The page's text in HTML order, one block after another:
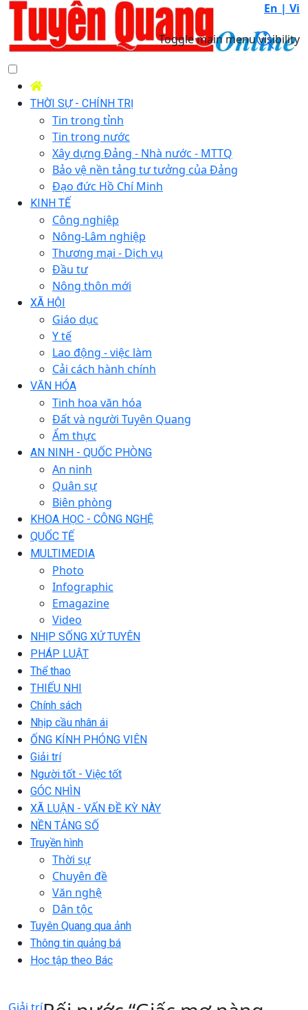
En | Vi
Toggle main menu visibility
THỜI SỰ - CHÍNH TRỊ
Tin trong tỉnh
Tin trong nước
Xây dựng Đảng - Nhà nước - MTTQ
Bảo vệ nền tảng tư tưởng của Đảng
Đạo đức Hồ Chí Minh
KINH TẾ
Công nghiệp
Nông-Lâm nghiệp
Thương mại - Dịch vụ
Đầu tư
Nông thôn mới
XÃ HỘI
Giáo dục
Y tế
Lao động - việc làm
Cải cách hành chính
VĂN HÓA
Tinh hoa văn hóa
Đất và người Tuyên Quang
Ẩm thực
AN NINH - QUỐC PHÒNG
An ninh
Quân sự
Biên phòng
KHOA HỌC - CÔNG NGHỆ
QUỐC TẾ
MULTIMEDIA
Photo
Infographic
Emagazine
Video
NHỊP SỐNG XỨ TUYÊN
PHÁP LUẬT
Thể thao
THIẾU NHI
Chính sách
Nhịp cầu nhân ái
ỐNG KÍNH PHÓNG VIÊN
Giải trí
Người tốt - Việc tốt
GÓC NHÌN
XÃ LUẬN - VẤN ĐỀ KỲ NÀY
NỀN TẢNG SỐ
Truyền hình
Thời sự
Chuyên đề
Văn nghệ
Dân tộc
Tuyên Quang qua ảnh
Thông tin quảng bá
Học tập theo Bác